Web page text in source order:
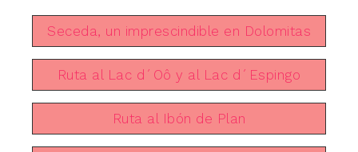
Seceda, un imprescindible en Dolomitas
Ruta al Lac d´Oô y al Lac d´Espingo
Ruta al Ibón de Plan